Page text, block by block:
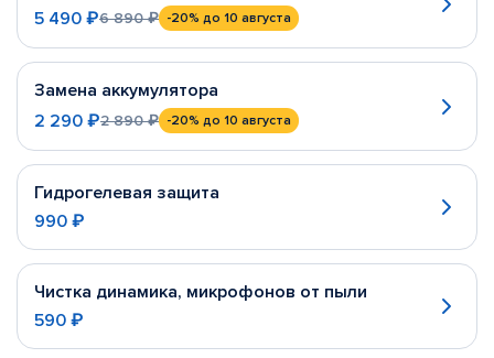
5 490 ₽6 890 ₽ -20% до 10 августа
Замена аккумулятора
2 290 ₽2 890 ₽ -20% до 10 августа
Гидрогелевая защита
990 ₽
Чистка динамика, микрофонов от пыли
590 ₽